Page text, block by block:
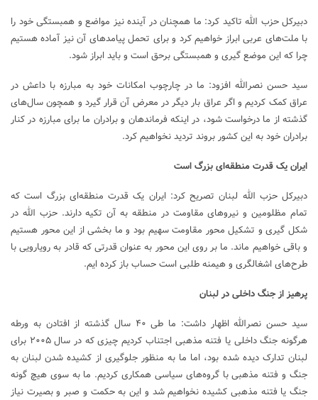
دبیرکل حزب الله تاکید کرد: ما همچنان در آینده نیز مواضع و همبستگی خود را
با ملت‌های عربی ابراز خواهیم کرد و برای تحمل پیامد‌های آن نیز آماده هستیم
چرا که این موضع گیری و همبستگی برحق است و باید ابراز شود.
سید حسن نصرالله افزود: ما در چارچوب امکانات خود به مبارزه با داعش در
عراق کمک کردیم و اگر عراق بار دیگر در معرض آن قرار گیرد و همچون سال‌های
گذشته از ما درخواست شود، در اینکه فرماندهان و برادران ما برای مبارزه در کنار
برادران خود به این کشور بروند تردید نخواهیم کرد.
ایران یک قدرت منطقه‌ای بزرگ است
دبیرکل حزب الله لبنان تصریح کرد: ایران یک قدرت منطقه‌ای بزرگ است که
تمام مظلومین و نیرو‌های مقاومت در منطقه به آن تکیه دارند. حزب الله در
شکل گیری و تشکیل محور مقاومت سهیم بود و ما بخشی از این محور هستیم
و باقی خواهیم ماند. ما بر روی این محور به عنوان قدرتی که قادر به رویارویی با
طرح‌های اشغالگری و هیمنه طلبی است حساب باز کرده ایم.
پرهیز از جنگ داخلی در لبنان
سید حسن نصرالله اظهار داشت: ما طی ۴۰ سال گذشته از افتادن به ورطه
هرگونه جنگ داخلی یا فتنه مذهبی اجتناب کردیم چیزی که در سال ۲۰۰۵ برای
لبنان تدارک دیده شده بود، اما ما به منظور جلوگیری از کشیده شدن لبنان به
جنگ و فتنه مذهبی با گروه‌های سیاسی همکاری کردیم. ما به سوی هیچ گونه
جنگ یا فتنه مذهبی کشیده نخواهیم شد و این به حکمت و صبر و بصیرت نیاز